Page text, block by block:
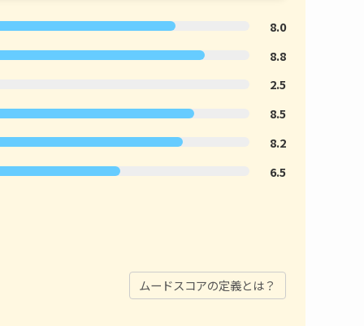
8.0
8.8
2.5
8.5
8.2
6.5
ムードスコアの定義とは？